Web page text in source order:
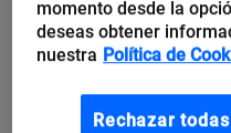
beneficiarse una
nuevas prestaciones
momento desde la
deseas obtener
nuestra Política de
Rechazar todas